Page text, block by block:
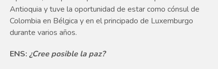
Antioquia y tuve la oportunidad de estar como cónsul de
Colombia en Bélgica y en el principado de Luxemburgo
durante varios años.
ENS: ¿Cree posible la paz?